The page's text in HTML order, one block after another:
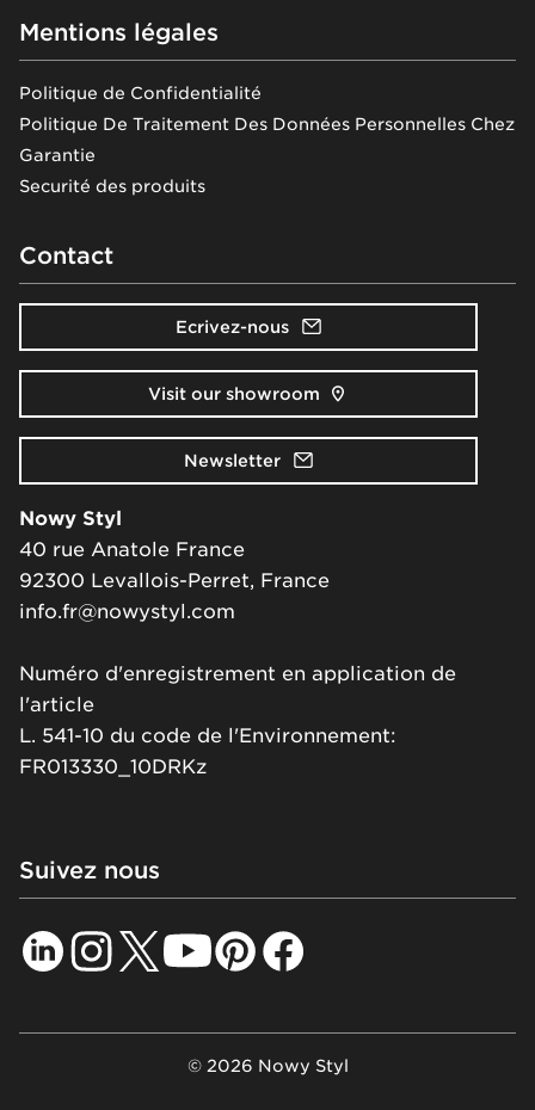
Mentions légales
Politique de Confidentialité
Politique De Traitement Des Données Personnelles Chez
Garantie
Securité des produits
Contact
Ecrivez-nous
Visit our showroom
Newsletter
Nowy Styl
40 rue Anatole France
92300 Levallois-Perret, France
info.fr@nowystyl.com
Numéro d'enregistrement en application de
l'article
L. 541-10 du code de l'Environnement:
FR013330_10DRKz
Suivez nous
© 2026 Nowy Styl